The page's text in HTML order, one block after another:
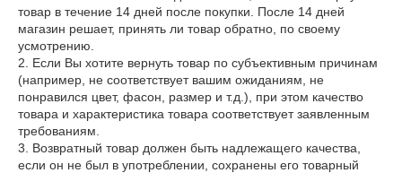
товар в течение 14 дней после покупки. После 14 дней
магазин решает, принять ли товар обратно, по своему
усмотрению.
2. Если Вы хотите вернуть товар по субъективным причинам
(например, не соответствует вашим ожиданиям, не
понравился цвет, фасон, размер и т.д.), при этом качество
товара и характеристика товара соответствует заявленным
требованиям.
3. Возвратный товар должен быть надлежащего качества,
если он не был в употреблении, сохранены его товарный